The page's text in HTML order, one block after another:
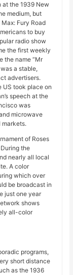
at the 1939 New
medium, but
Fury Road
to buy
radio show
the first weekly
the name “Mr
a stable,
advertisers.
US took place on
speech at the
was
microwave
markets.
of Roses
the
nearly all local
A color
which over
be broadcast in
just one year
shows
all-color
programs,
short distance
as the 1936